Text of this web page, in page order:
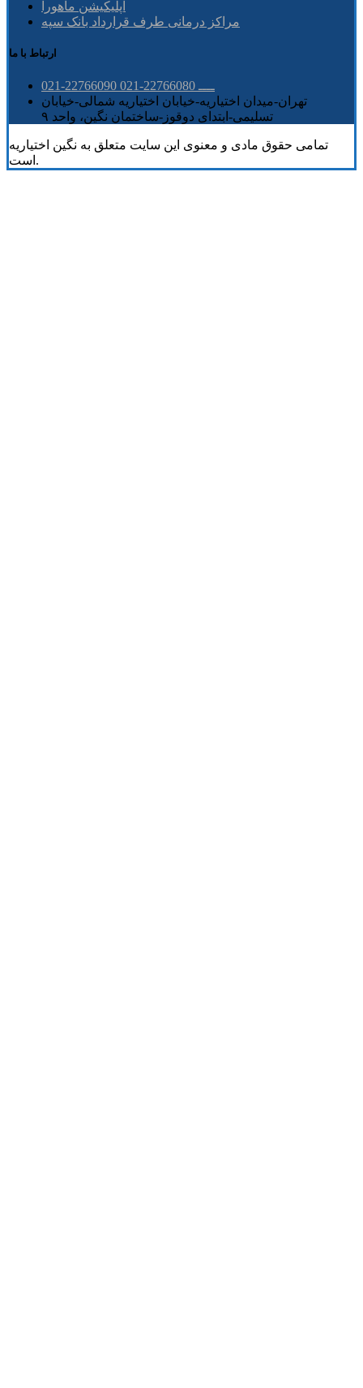
اپلیکیشن ماهورا
مراکز درمانی طرف قرارداد بانک سپه
ارتباط با ما
021-22766090 ــــ 22766080-021
تهران-میدان اختیاریه-خیابان اختیاریه شمالی-خیابان
تسلیمی-ابتدای دوقوز-ساختمان نگین، واحد ۹
تمامی حقوق مادی و معنوی این سایت متعلق به نگین اختیاریه
است.